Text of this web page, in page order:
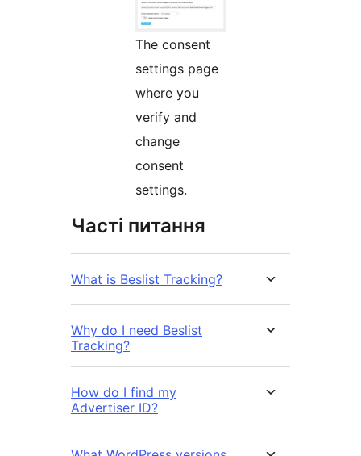
The consent
settings page
where you
verify and
change
consent
settings.
Часті питання
What is Beslist Tracking?
Why do I need Beslist
Tracking?
How do I find my
Advertiser ID?